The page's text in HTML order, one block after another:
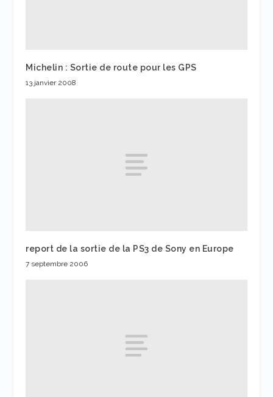
Michelin : Sortie de route pour les GPS
13 janvier 2008
report de la sortie de la PS3 de Sony en Europe
7 septembre 2006